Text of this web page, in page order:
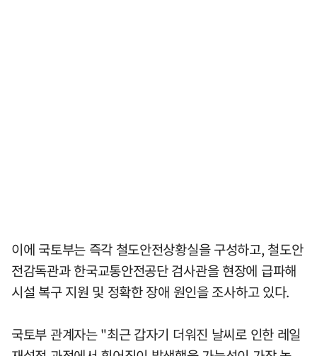
이에 국토부는 즉각 철도안전상황실을 구성하고, 철도안
전감독관과 한국교통안전공단 검사관을 현장에 급파해
시설 복구 지원 및 정확한 장애 원인을 조사하고 있다.
국토부 관계자는 "최근 갑자기 더워진 날씨로 인한 레일